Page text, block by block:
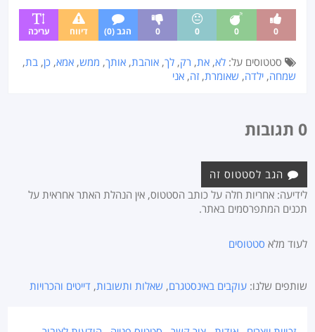
0
0
0
0 הגב (0) דיווח עריכה
סטטוסים על:לא,את, רק,לך,אוהבת,אותך, ממש,אמא,כן, בת,
שמחה,ילדה, שאומרת,זה,אני
0 תגובות
הגב לסטטוס זה
לידיעה: אחריות חלה על כותב הסטטוס, אין הנהלת האתר אחראית על
תכנים המתפרסמים באתר.
לעוד מלא סטטוסים
שותפים שלנו:עוקבים באינסטגרם, שאלות ותשובות, דייטים והכרויות